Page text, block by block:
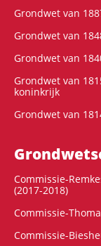
Grondwet van
Grondwet van
Grondwet van
Grondwet van
koninkrijk
Grondwet van
Commissie-
(2017-2018)
Commissie-
Commissie-